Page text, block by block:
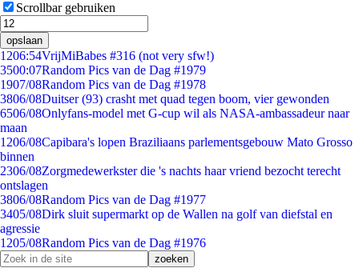
Scrollbar gebruiken
opslaan
1206:54VrijMiBabes #316 (not very sfw!)
3500:07Random Pics van de Dag #1979
1907/08Random Pics van de Dag #1978
3806/08Duitser (93) crasht met quad tegen boom, vier gewonden
6506/08Onlyfans-model met G-cup wil als NASA-ambassadeur naar
maan
1206/08Capibara's lopen Braziliaans parlementsgebouw Mato Grosso
binnen
2306/08Zorgmedewerkster die 's nachts haar vriend bezocht terecht
ontslagen
3806/08Random Pics van de Dag #1977
3405/08Dirk sluit supermarkt op de Wallen na golf van diefstal en
agressie
1205/08Random Pics van de Dag #1976